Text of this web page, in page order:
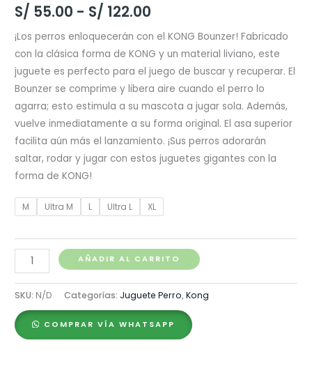
S/ 55.00 - S/ 122.00
de
precios:
desde
S/ 55.00
hasta
S/ 122.00
¡Los perros enloquecerán con el KONG Bounzer! Fabricado
con la clásica forma de KONG y un material liviano, este
juguete es perfecto para el juego de buscar y recuperar. El
Bounzer se comprime y libera aire cuando el perro lo
agarra; esto estimula a su mascota a jugar sola. Además,
vuelve inmediatamente a su forma original. El asa superior
facilita aún más el lanzamiento. ¡Sus perros adorarán
saltar, rodar y jugar con estos juguetes gigantes con la
forma de KONG!
M Ultra M L Ultra L XL
Kong
Bounzer
cantidad
AÑADIR AL CARRITO
SKU: N/D Categorías: Juguete Perro,Kong
COMPRAR VÍA WHATSAPP